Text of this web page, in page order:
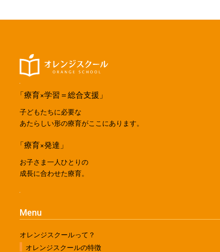
「療育×学習＝総合支援」
子どもたちに必要な
あたらしい形の療育がここにあります。
「療育×発達」
お子さま一人ひとりの
成長に合わせた療育。
Menu
オレンジスクールって？
オレンジスクールの特徴